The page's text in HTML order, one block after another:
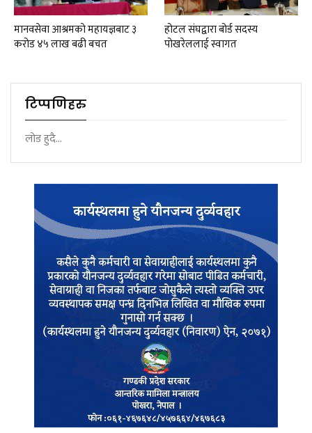
मानवसेवा आश्रमकाे‌ महायज्ञबाट ३
करोड ४५ लाख बढी बचत
होटल संघद्वारा बोर्ड सदस्य
पोखरेललाई स्वागत
टिप्पणिहरु
लोड हुदै...